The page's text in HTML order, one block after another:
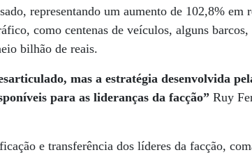
representando um aumento de 102,8%
como centenas de veículos, alguns
bilhão de reais.
mas a estratégia desenvolvida
para as lideranças da facção” Ruy
e transferência dos líderes da facção,